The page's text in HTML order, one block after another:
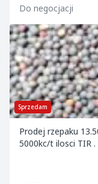
Do negocjacji
Sprzedam
Prodej rzepaku
5000kc/t ilosci TIR .